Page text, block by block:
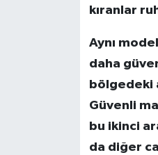
kıranlar
Aynı
daha
bölgedeki
Güvenli
bu ikinci
da diğer